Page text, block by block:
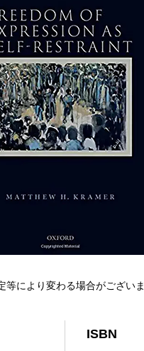
ISBN
等により変わる場合がござい